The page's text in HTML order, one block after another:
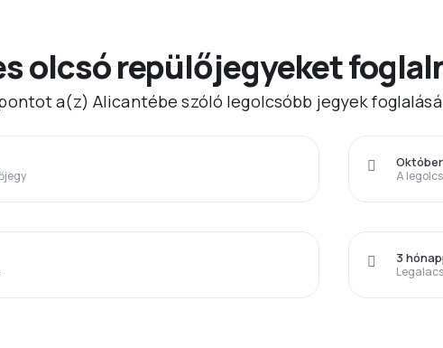
olcsó repülőjegyeket
a(z) Alicantébe szóló legolcsóbb jegyek
A
Október
3